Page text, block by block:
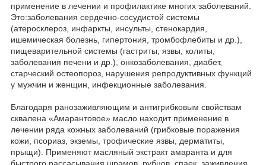
применение в лечении и профилактике многих заболеваний.
Это:заболевания сердечно-сосудистой системы
(атеросклероз, инфаркты, инсульты, стенокардия,
ишемическая болезнь, гипертония, тромбофлебиты и др.),
пищеварительной системы (гастриты, язвы, колиты,
заболевания печени и др.), онкозаболевания, диабет,
старческий остеопороз, нарушения репродуктивных функций
у мужчин и женщин, инфекционные заболевания.
Благодаря ранозаживляющим и антигрибковым свойствам
сквалена «Амарантовое» масло находит применение в
лечении ряда кожных заболеваний (грибковые поражения
кожи, псориаз, экземы, трофические язвы, дерматиты,
прыщи). Применяют масляный экстракт амаранта и для
быстрого рассасывания шрамов, рубцов, спаек, заживления